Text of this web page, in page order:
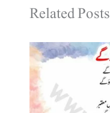
Related Posts